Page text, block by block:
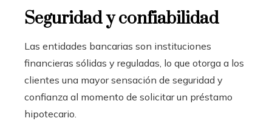
Seguridad y confiabilidad
Las entidades bancarias son instituciones
financieras sólidas y reguladas, lo que otorga a los
clientes una mayor sensación de seguridad y
confianza al momento de solicitar un préstamo
hipotecario.